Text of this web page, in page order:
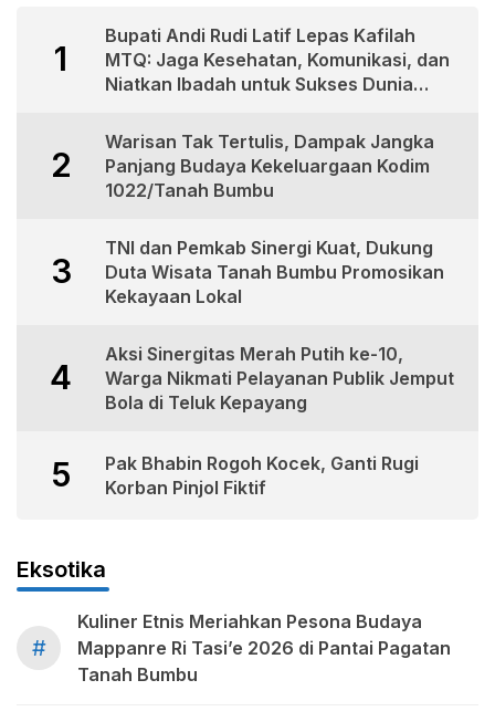
1
Bupati Andi Rudi Latif Lepas Kafilah
MTQ: Jaga Kesehatan, Komunikasi, dan
Niatkan Ibadah untuk Sukses Dunia
2
Warisan Tak Tertulis, Dampak Jangka
Panjang Budaya Kekeluargaan Kodim
1022/Tanah Bumbu
3
TNI dan Pemkab Sinergi Kuat, Dukung
Duta Wisata Tanah Bumbu Promosikan
Kekayaan Lokal
4
Aksi Sinergitas Merah Putih ke-10,
Warga Nikmati Pelayanan Publik Jemput
Bola di Teluk Kepayang
5
Pak Bhabin Rogoh Kocek, Ganti Rugi
Korban Pinjol Fiktif
Eksotika
#
Kuliner Etnis Meriahkan Pesona Budaya
Mappanre Ri Tasi’e 2026 di Pantai Pagatan
Tanah Bumbu